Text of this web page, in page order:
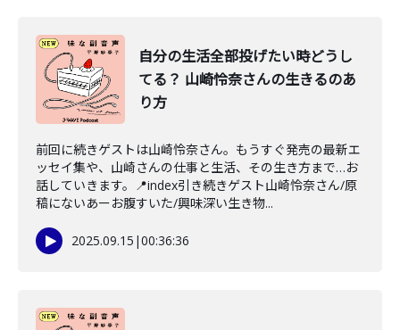
自分の生活全部投げたい時どうし
てる？ 山崎怜奈さんの生きるのあ
り方
前回に続きゲストは山崎怜奈さん。もうすぐ発売の最新エ
ッセイ集や、山崎さんの仕事と生活、その生き方まで…お
話していきます。📍index引き続きゲスト山崎怜奈さん/原
稿にないあーお腹すいた/興味深い生き物...
2025.09.15 |00:36:36